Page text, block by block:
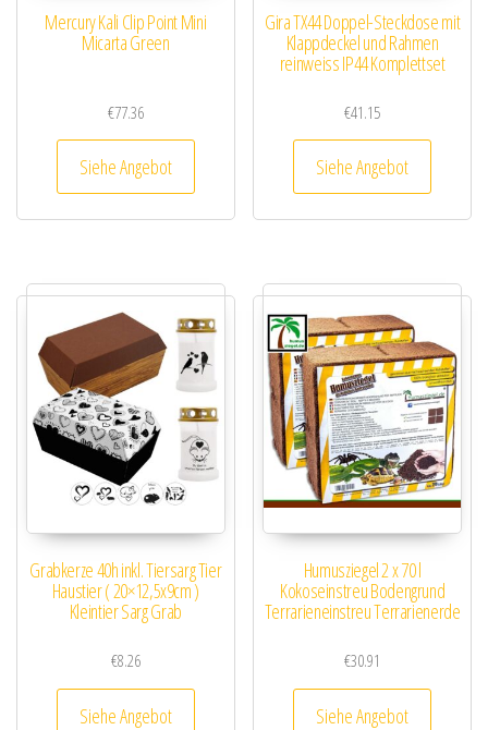
Mercury Kali Clip Point Mini
Micarta Green
€77.36
Siehe Angebot
Gira TX44 Doppel-Steckdose mit
Klappdeckel und Rahmen
reinweiss IP44 Komplettset
€41.15
Siehe Angebot
Grabkerze 40h inkl. Tiersarg Tier
Haustier ( 20×12,5x9cm )
Kleintier Sarg Grab
€8.26
Siehe Angebot
Humusziegel 2 x 70 l
Kokoseinstreu Bodengrund
Terrarieneinstreu Terrarienerde
€30.91
Siehe Angebot